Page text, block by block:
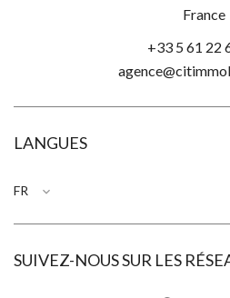
France
+33 5 61 22
LANGUES
FR
SUIVEZ-NOUS SUR LES